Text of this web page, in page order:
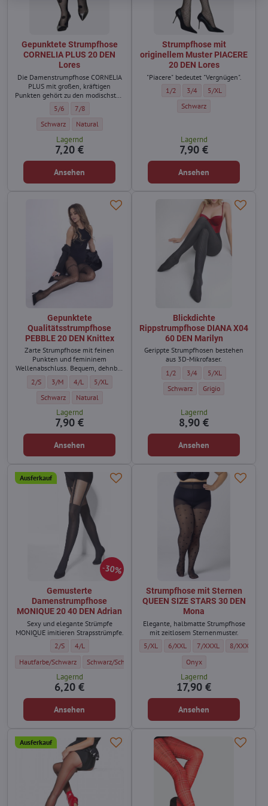
Gepunktete Strumpfhose
CORNELIA PLUS 20 DEN
Lores
Die Damenstrumpfhose CORNELIA
PLUS mit großen, kräftigen
Punkten gehört zu den modischsten
Gepunktete Strumpfhose CORNELIA PLUS 20 DEN Lores - Größe:
5/6 Gepunktete Strumpfhose CORNELIA PLUS 20 DEN Lores - Größe:
7/8
Gepunktete Strumpfhose CORNELIA PLUS 20 DEN Lores - Farbe:
Schwarz Gepunktete Strumpfhose CORNELIA PLUS 20 DEN Lores - Farbe:
Natural
Lagernd
7,20 €
Ansehen
Strumpfhose mit
originellem Muster PIACERE
20 DEN Lores
"Piacere" bedeutet "Vergnügen".
Strumpfhose mit originellem
1/2 Strumpfhose mit
3/4 Strumpfhose mit
5/XL
Strumpfhose mit originellem
Schwarz
Lagernd
7,90 €
Ansehen
Gepunktete
Qualitätsstrumpfhose
PEBBLE 20 DEN Knittex
Zarte Strumpfhose mit feinen
Punkten und femininem
Wellenabschluss. Bequem, dehnbar
Momente.
Gepunktete Qualitätsstrumpfhose PEBBLE 20 DEN Knittex - Größe:
2/S Gepunktete Qualitätsstrumpfhose PEBBLE 20 DEN Knittex - Größe:
3/M Gepunktete Qualitätsstrumpfhose PEBBLE 20 DEN Knittex -
4/L Gepunktete Qualitätsstrumpfhose PEBBLE 20 DEN
5/XL
Gepunktete Qualitätsstrumpfhose PEBBLE 20 DEN Knittex - Farbe:
Schwarz Gepunktete Qualitätsstrumpfhose PEBBLE 20 DEN Knittex -
Natural
Lagernd
7,90 €
Ansehen
Blickdichte
Rippstrumpfhose DIANA X04
60 DEN Marilyn
Gerippte Strumpfhosen bestehen
aus 3D-Mikrofaser.
Blickdichte Rippstrumpfhose
1/2 Blickdichte
3/4 Blickdichte
5/XL
Blickdichte Rippstrumpfhose
Schwarz Blickdichte
Grigio
Lagernd
8,90 €
Ansehen
30%
Ausferkauf
Gemusterte
Damenstrumpfhose
MONIQUE 20 40 DEN Adrian
Sexy und elegante Strümpfe
MONIQUE imitieren Strapsstrümpfe.
Gemusterte Damenstrumpfhose MONIQUE 20 40 DEN Adrian - Größe:
2/S Gemusterte Damenstrumpfhose MONIQUE 20 40 DEN Adrian -
4/L
Gemusterte Damenstrumpfhose MONIQUE 20 40 DEN Adrian - Farbe:
Hautfarbe/Schwarz Gemusterte Damenstrumpfhose MONIQUE 20 40 DEN
Schwarz/Schwarz
Lagernd
6,20 €
Ansehen
Strumpfhose mit Sternen
QUEEN SIZE STARS 30 DEN
Mona
Elegante, halbmatte Strumpfhose
mit zeitlosem Sternenmuster.
Strumpfhose mit Sternen QUEEN SIZE
5/XL Strumpfhose mit Sternen QUEEN
6/XXL Strumpfhose mit
7/XXXL 8/XXXXL
Strumpfhose mit Sternen
Onyx
Lagernd
17,90 €
Ansehen
Ausferkauf